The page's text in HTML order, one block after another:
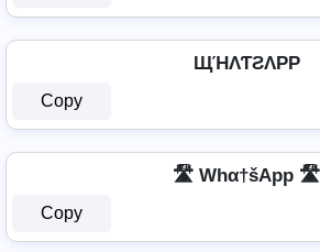
ЩΉΛƬƧΛPP
Copy
🛣️ Whα†šApp 🛣️
Copy